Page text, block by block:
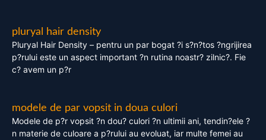
pluryal hair density
Pluryal Hair Density – pentru un par bogat ?i s?n?tos ?ngrijirea
p?rului este un aspect important ?n rutina noastr? zilnic?. Fie
c? avem un p?r
modele de par vopsit in doua culori
Modele de p?r vopsit ?n dou? culori ?n ultimii ani, tendin?ele ?
n materie de culoare a p?rului au evoluat, iar multe femei au